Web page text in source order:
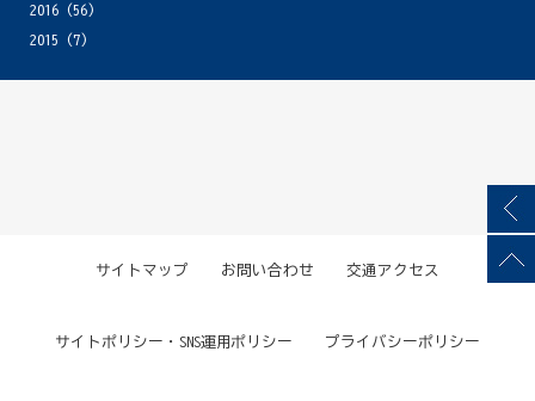
2016(56)
2015 (7)
サイトマップ お問い合わせ 交通アクセス
サイトポリシー・SNS運用ポリシー プライバシーポリシー